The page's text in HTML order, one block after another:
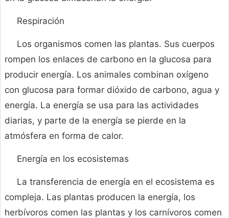
Respiración
Los organismos comen las plantas. Sus cuerpos
rompen los enlaces de carbono en la glucosa para
producir energía. Los animales combinan oxígeno
con glucosa para formar dióxido de carbono, agua y
energía. La energía se usa para las actividades
diarias, y parte de la energía se pierde en la
atmósfera en forma de calor.
Energía en los ecosistemas
La transferencia de energía en el ecosistema es
compleja. Las plantas producen la energía, los
herbívoros comen las plantas y los carnívoros comen